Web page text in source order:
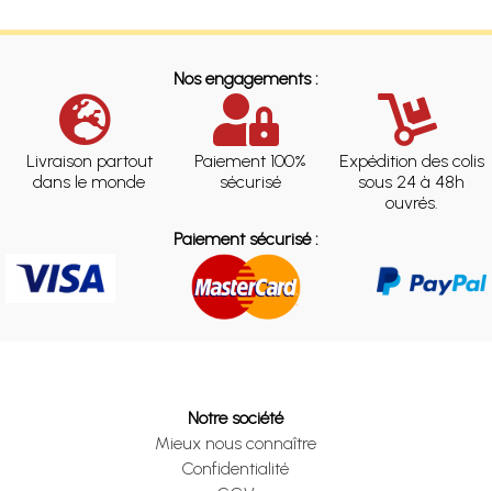
Nos engagements :
Livraison partout
dans le monde
Paiement 100%
sécurisé
Expédition des colis
sous 24 à 48h
ouvrés.
Paiement sécurisé :
Notre société
Mieux nous connaître
Confidentialité